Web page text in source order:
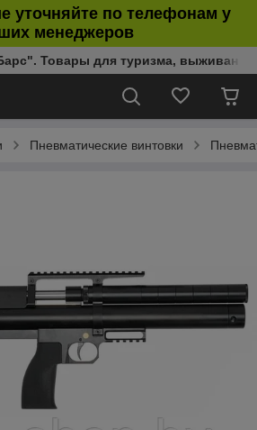
уточняйте по телефонам у
менеджеров
Товары для туризма,
Пневматические винтовки